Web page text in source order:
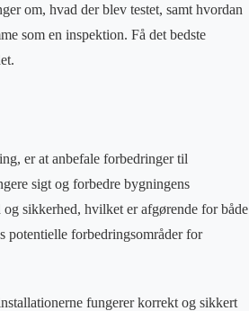
om, hvad der blev testet, samt hvordan
som en inspektion. Få det bedste
er at anbefale forbedringer til
sigt og forbedre bygningens
sikkerhed, hvilket er afgørende for både
potentielle forbedringsområder for
fungerer korrekt og sikkert